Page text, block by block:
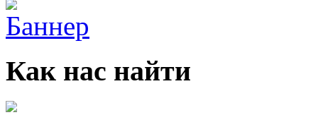
Как нас найти